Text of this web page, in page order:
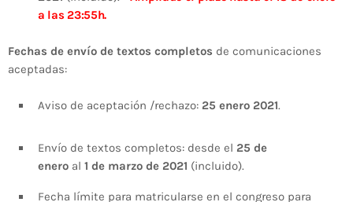
a las 23:55h.
Fechas de envío de textos completos de comunicaciones
aceptadas:
Aviso de aceptación /rechazo: 25 enero 2021.
Envío de textos completos: desde el 25 de
enero al 1 de marzo de 2021 (incluido).
Fecha límite para matricularse en el congreso para